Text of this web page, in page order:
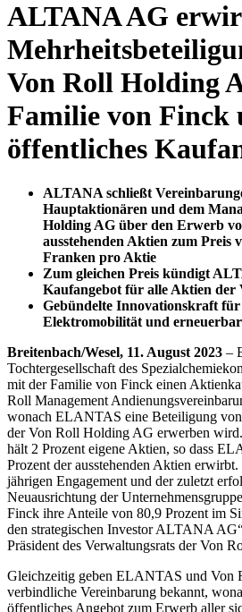
ALTANA AG
Von Roll Holding
Familie von Finck
öffentliches
ALTANA schließt
Hauptaktionären und dem
Holding AG über den Erwerb
ausstehenden Aktien zum Preis
Franken pro Aktie
Zum gleichen Preis kündigt
Kaufangebot für alle Aktien der
Gebündelte Innovationskraft
Elektromobilität und
Breitenbach/Wesel, 11. August 2023 –
Tochtergesellschaft des
mit der Familie von Finck einen
Roll Management
wonach ELANTAS eine Beteiligung von
der Von Roll Holding AG erwerben
hält 2 Prozent eigene Aktien, so dass
Prozent der ausstehenden Aktien
jährigen Engagement und der zuletzt
Neuausrichtung der
Finck ihre Anteile von 80,9 Prozent im
den strategischen Investor ALTANA
Präsident des Verwaltungsrats der Von
Gleichzeitig geben ELANTAS und Von
verbindliche Vereinbarung bekannt,
öffentliches Angebot zum Erwerb aller